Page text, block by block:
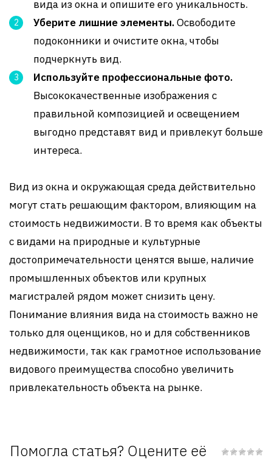
вида из окна и опишите его уникальность.
Уберите лишние элементы.Освободите
подоконники и очистите окна, чтобы
подчеркнуть вид.
Используйте профессиональные фото.
Высококачественные изображения с
правильной композицией и освещением
выгодно представят вид и привлекут больше
интереса.
Вид из окна и окружающая среда действительно
могут стать решающим фактором, влияющим на
стоимость недвижимости. В то время как объекты
с видами на природные и культурные
достопримечательности ценятся выше, наличие
промышленных объектов или крупных
магистралей рядом может снизить цену.
Понимание влияния вида на стоимость важно не
только для оценщиков, но и для собственников
недвижимости, так как грамотное использование
видового преимущества способно увеличить
привлекательность объекта на рынке.
Помогла статья? Оцените её